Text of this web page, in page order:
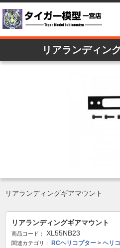
リアランディン
リアランディングギアマウント
リアランディングギアマウント
商品コード： XL55NB23
関連カテゴリ： RCヘリコプター > ヘリ